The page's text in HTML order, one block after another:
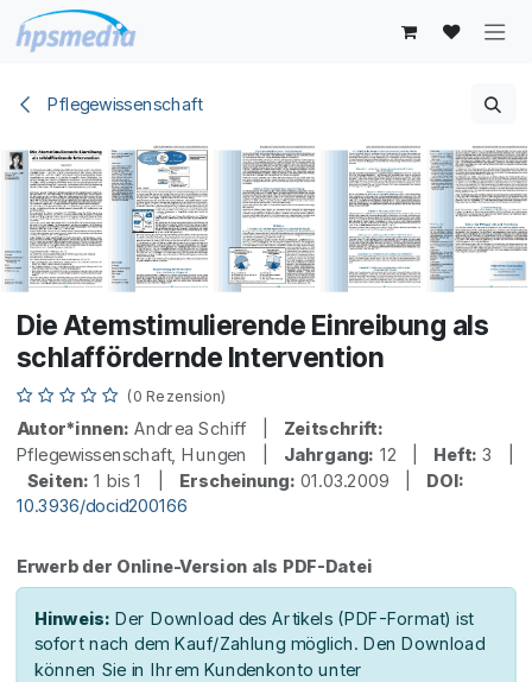
Zum Inhalt springen
Pflegewissenschaft
Die Atemstimulierende Einreibung als
schlaffördernde Intervention
(0 Rezension)
Autor*innen: Andrea Schiff | Zeitschrift:
Pflegewissenschaft, Hungen | Jahrgang: 12 | Heft: 3 |
Seiten: 1 bis 1 | Erscheinung: 01.03.2009 | DOI:
10.3936/docid200166
Erwerb der Online-Version als PDF-Datei
Hinweis: Der Download des Artikels (PDF-Format) ist
sofort nach dem Kauf/Zahlung möglich. Den Download
können Sie in Ihrem Kundenkonto unter